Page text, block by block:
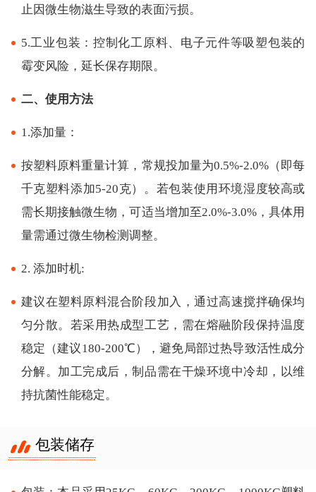
止因微生物滋生导致的表面污损。
5.工业包装：控制化工原料、电子元件等吸塑包装的
霉变风险，延长保存期限。
二、使用方法
1.添加量：
按塑料原料重量计算，常规投加量为0.5%-2.0%（即每
千克塑料添加5-20克）。若包装使用环境湿度较高或
需长期接触微生物，可适当增加至2.0%-3.0%，具体用
量需通过微生物检测调整。
2. 添加时机:
建议在塑料原料混合阶段加入，通过高速搅拌确保均
匀分散。若采用热成型工艺，需在熔融阶段保持温度
稳定（建议180-200℃），避免局部过热导致活性成分
分解。加工完成后，制品需在干燥环境中冷却，以维
持抗菌性能稳定。
包装储存